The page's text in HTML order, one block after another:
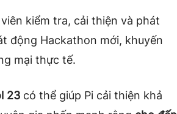
kiểm tra, cải thiện và phát
động Hackathon mới, khuyến
mại thực tế.
23 có thể giúp Pi cải thiện khả